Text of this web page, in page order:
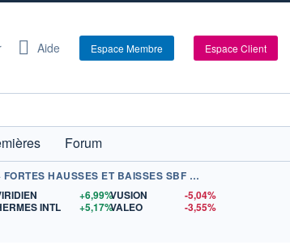
Aide Espace Membre Espace Client
Forum
+ FORTES HAUSSES ET BAISSES SBF 120
+6,99%
INTL
+5,17%
VUSION
-5,04%
VALEO
-3,55%